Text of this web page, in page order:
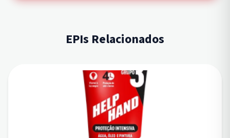
EPIs Relacionados